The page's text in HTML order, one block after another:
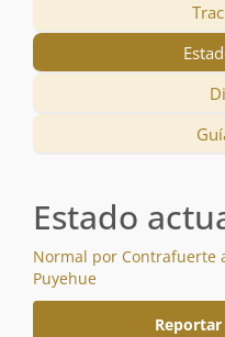
Estado
Normal por Contrafuerte
Puyehue